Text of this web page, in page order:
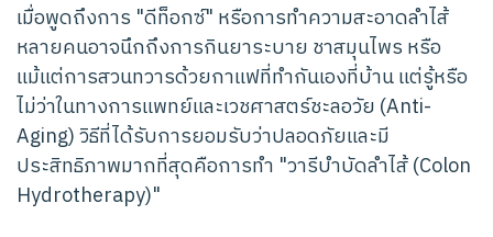
เมื่อพูดถึงการ "ดีท็อกซ์" หรือการทำความสะอาดลำไส้
หลายคนอาจนึกถึงการกินยาระบาย ชาสมุนไพร หรือ
แม้แต่การสวนทวารด้วยกาแฟที่ทำกันเองที่บ้าน แต่รู้หรือ
ไม่ว่าในทางการแพทย์และเวชศาสตร์ชะลอวัย (Anti-
Aging) วิธีที่ได้รับการยอมรับว่าปลอดภัยและมี
ประสิทธิภาพมากที่สุดคือการทำ "วารีบำบัดลำไส้ (Colon
Hydrotherapy)"